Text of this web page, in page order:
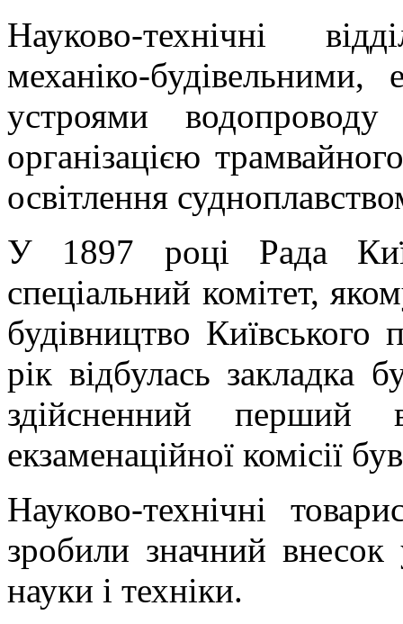
Науково-технічні
механіко-будівельними,
устроями
організацією
освітлення
У 1897 році Рада
спеціальний комітет,
будівництво Київського
рік відбулась закладка
здійсненний перший
екзаменаційної комісії
Науково-технічні
зробили значний внесок
науки і техніки.